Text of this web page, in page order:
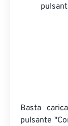
Basta
pulsante